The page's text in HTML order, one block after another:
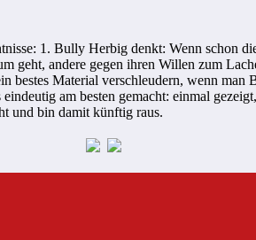
1. Bully Herbig denkt: Wenn schon
geht, andere gegen ihren Willen zum
Material verschleudern, wenn
am besten gemacht: einmal
und bin damit künftig raus.